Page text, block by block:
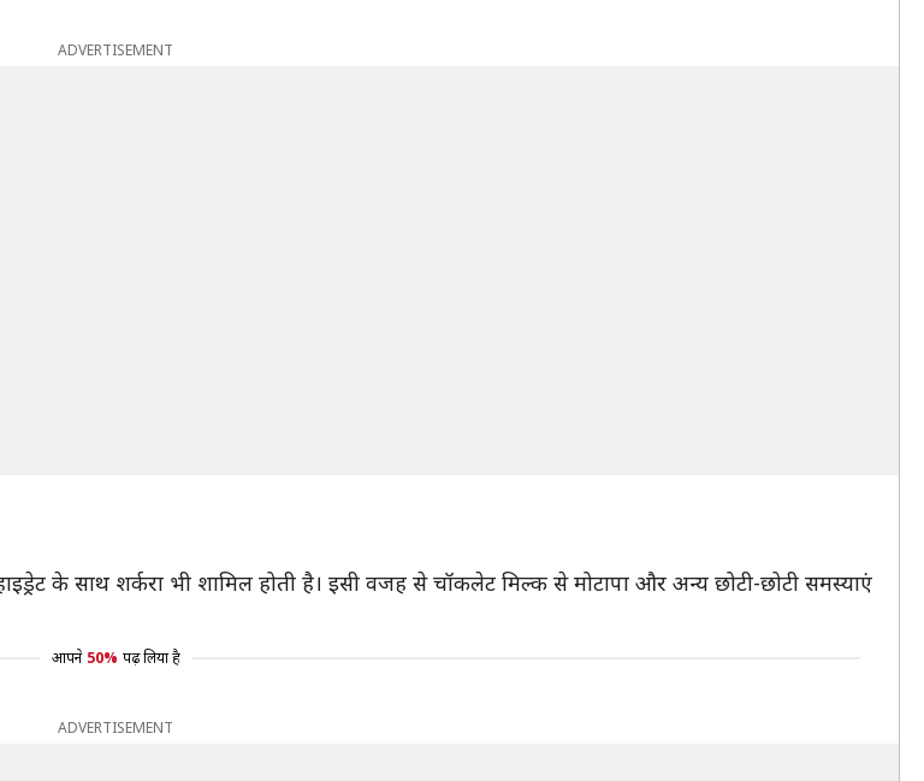
ADVERTISEMENT
के साथ शर्करा भी शामिल होती है। इसी वजह से चॉकलेट मिल्क से मोटापा और अन्य छोटी-छोटी समस्याएं
आपने 50% पढ़ लिया है
ADVERTISEMENT